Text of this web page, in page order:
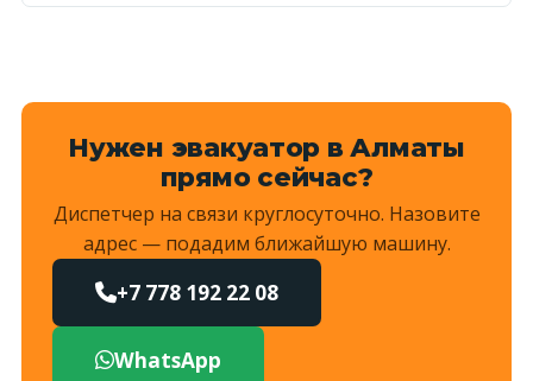
Нужен эвакуатор в Алматы
прямо сейчас?
Диспетчер на связи круглосуточно. Назовите
адрес — подадим ближайшую машину.
+7 778 192 22 08
WhatsApp